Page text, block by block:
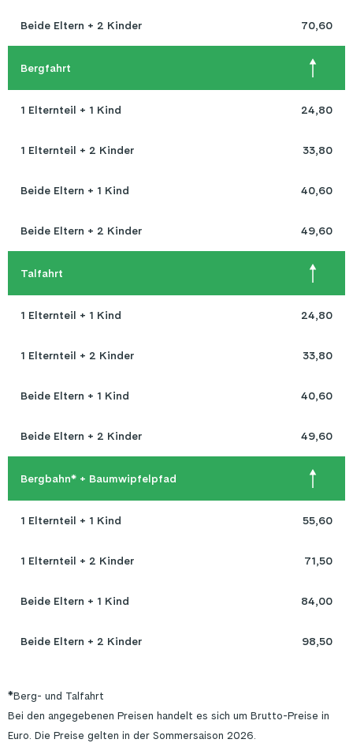
Beide Eltern + 2 Kinder 70,60
Bergfahrt
1 Elternteil + 1 Kind 24,80
1 Elternteil + 2 Kinder 33,80
Beide Eltern + 1 Kind 40,60
Beide Eltern + 2 Kinder 49,60
Talfahrt
1 Elternteil + 1 Kind 24,80
1 Elternteil + 2 Kinder 33,80
Beide Eltern + 1 Kind 40,60
Beide Eltern + 2 Kinder 49,60
Bergbahn* + Baumwipfelpfad
1 Elternteil + 1 Kind 55,60
1 Elternteil + 2 Kinder 71,50
Beide Eltern + 1 Kind 84,00
Beide Eltern + 2 Kinder 98,50
*Berg- und Talfahrt
Bei den angegebenen Preisen handelt es sich um Brutto-Preise in
Euro. Die Preise gelten in der Sommersaison 2026.